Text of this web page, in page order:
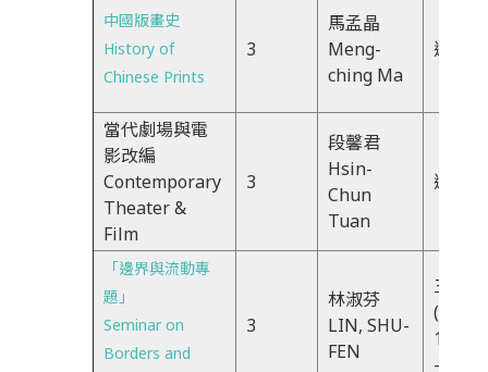
中國版畫史
History of
Chinese Prints
3
馬孟晶
Meng-
ching Ma
週四
當代劇場與電
影改編
Contemporary
Theater &
Film
3
段馨君
Hsin-
Chun
Tuan
週二
「邊界與流動專
題」
Seminar on
Borders and
3
林淑芬
LIN, SHU-
FEN
三IJK
(WED)
18:30
-21:20